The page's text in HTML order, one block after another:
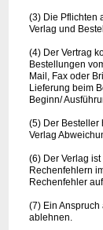
(3) Die Pflichten
Verlag und
(4) Der Vertrag
Bestellungen
Mail, Fax oder
Lieferung beim
Beginn/
(5) Der Besteller
Verlag
(6) Der Verlag
Rechenfehlern
Rechenfehler
(7) Ein
ablehnen.